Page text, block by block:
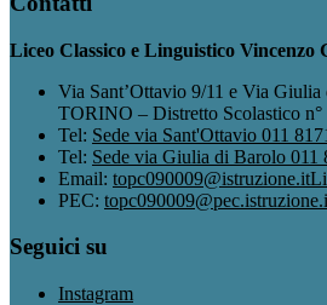
Liceo Classico e Linguistico Vincenzo
Via Sant’Ottavio 9/11 e Via
TORINO – Distretto Scolastico n°
Tel: Sede via Sant'Ottavio 011
Tel: Sede via Giulia di Barolo 011
Email: topc090009@istruzione.it
PEC:
Seguici su
Instagram